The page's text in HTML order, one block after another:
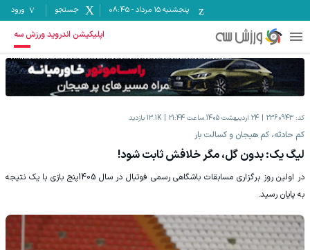
پنجشنبه ۱۵ مرداد -
08:45 جستجو ورود
اپلیکیشن اندروید ورزش سه
کد: 2360943 24 اردیبهشت 1405 ساعت 21:44 13.1K بازدید
کم حادثه، کم هیجان و کسالت بار
لیگ یک: بدون گل، مگر خلافش ثابت شود!
در اولین روز برگزاری مسابقات باشگاهی رسمی فوتبال در سال 1405پنج بازی با یک نتیجه
به پایان رسید.